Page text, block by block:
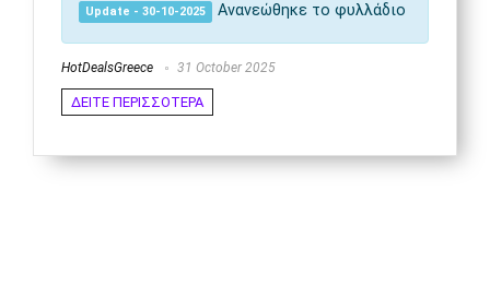
Update - 30-10-2025 Ανανεώθηκε το φυλλάδιο
HotDealsGreece 31 October 2025
ΔΕΙΤΕ ΠΕΡΙΣΣΟΤΕΡΑ